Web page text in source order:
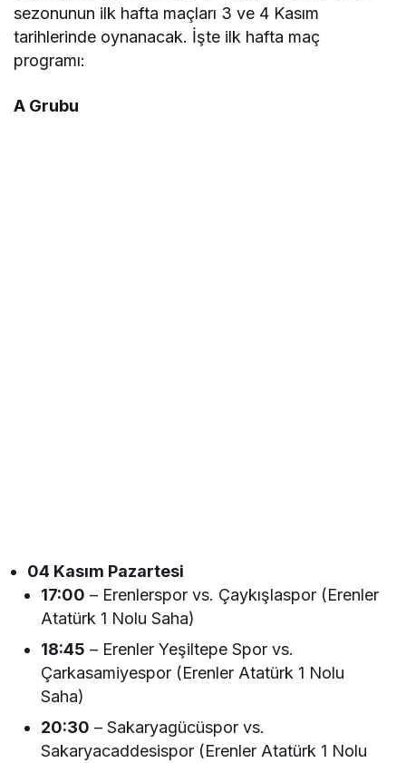
sezonunun ilk hafta maçları 3 ve 4 Kasım
tarihlerinde oynanacak. İşte ilk hafta maç
programı:
A Grubu
04 Kasım Pazartesi
17:00 – Erenlerspor vs. Çaykışlaspor (Erenler
Atatürk 1 Nolu Saha)
18:45 – Erenler Yeşiltepe Spor vs.
Çarkasamiyespor (Erenler Atatürk 1 Nolu
Saha)
20:30 – Sakaryagücüspor vs.
Sakaryacaddesispor (Erenler Atatürk 1 Nolu